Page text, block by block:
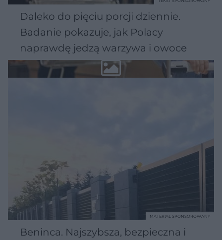
Daleko do pięciu porcji dziennie.
Badanie pokazuje, jak Polacy
naprawdę jedzą warzywa i owoce
Beninca. Najszybsza, bezpieczna i
MATERIAŁ SPONSOROWANY